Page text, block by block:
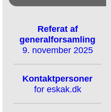
Referat af
generalforsamling
9. november 2025
Kontaktpersoner
for eskak.dk